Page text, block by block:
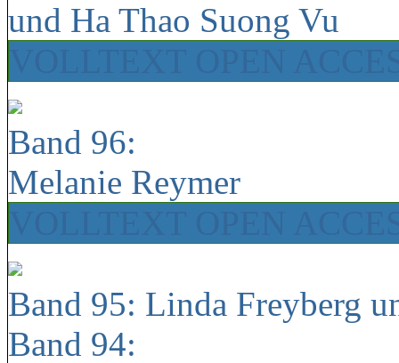
und Ha Thao Suong Vu
Band 96:
Melanie Reymer
Band 95: Linda Freyberg
Band 94: